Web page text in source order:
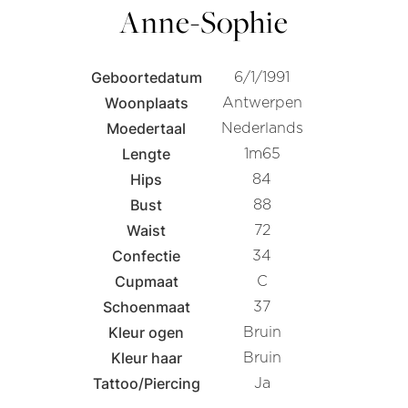
Anne-Sophie
Geboortedatum 6/1/1991
Woonplaats Antwerpen
Moedertaal Nederlands
Lengte 1m65
Hips 84
Bust 88
Waist 72
Confectie 34
Cupmaat C
Schoenmaat 37
Kleur ogen Bruin
Kleur haar Bruin
Tattoo/Piercing Ja